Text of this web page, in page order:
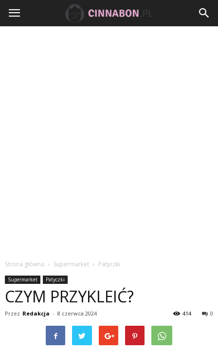
Cinnabon.pl
Strona główna Supermarket Patyczki
Supermarket Patyczki
CZYM PRZYKLEIĆ?
Przez Redakcja - 8 czerwca 2024 0
414